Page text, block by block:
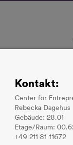
Kontakt:
Center for
Rebecka Dagehus
Gebäude: 28.01
Etage/Raum:
+49 211 81-11672